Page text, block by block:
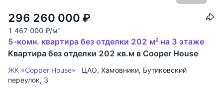
296 260 000 ₽
1 467 000 ₽/м2
5-комн. квартира без отделки 202 м² на 3 этаже
Квартира без отделки 202 кв.м в Cooper House
ЖК «Copper House» ЦАО, Хамовники, Бутиковский
переулок, 3